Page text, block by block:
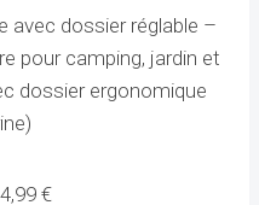
avec dossier réglable –
pour camping, jardin et
dossier ergonomique
€